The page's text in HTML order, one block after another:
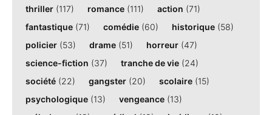
thriller (117) romance (111) action (71)
fantastique (71) comédie (60) historique (58)
policier (53) drame (51) horreur (47)
science-fiction (37) tranche de vie (24)
société (22) gangster (20) scolaire (15)
psychologique (13) vengeance (13)